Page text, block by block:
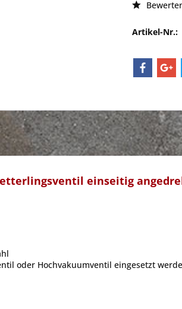
Artikel-Nr.:
einseitig
oder Hochvakuumventil eingesetzt